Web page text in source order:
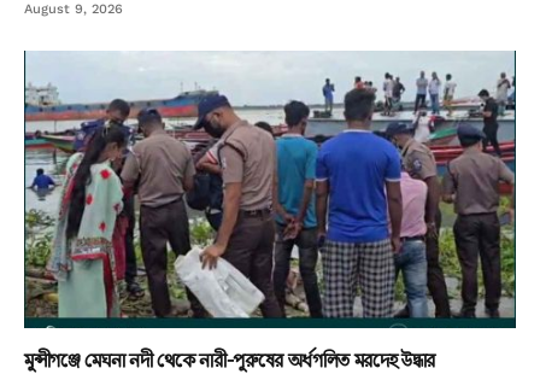
August 9, 2026
মুন্সীগঞ্জে মেঘনা নদী থেকে নারী-পুরুষের অর্ধগলিত মরদেহ উদ্ধার